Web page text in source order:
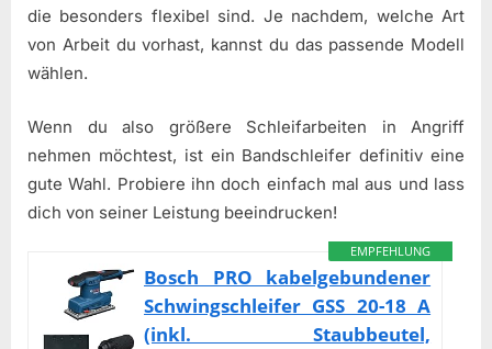
die besonders flexibel sind. Je nachdem, welche Art
von Arbeit du vorhast, kannst du das passende Modell
wählen.
Wenn du also größere Schleifarbeiten in Angriff
nehmen möchtest, ist ein Bandschleifer definitiv eine
gute Wahl. Probiere ihn doch einfach mal aus und lass
dich von seiner Leistung beeindrucken!
EMPFEHLUNG
Bosch PRO kabelgebundener
Schwingschleifer GSS 20-18 A
(inkl. Staubbeutel,